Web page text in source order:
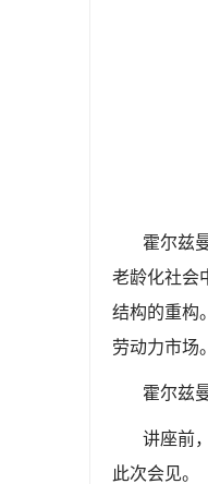
霍尔兹
老龄化社会
结构的重构
劳动力市场
霍尔兹
讲座前
此次会见。